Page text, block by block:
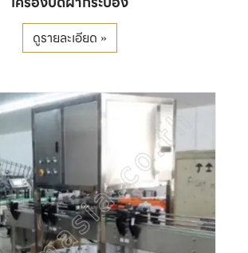
ดูรายละเอียด »